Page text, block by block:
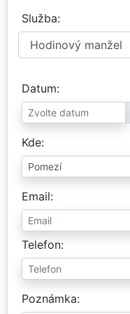
Služba
Datum
Kde
Email
Telefon
Poznámka